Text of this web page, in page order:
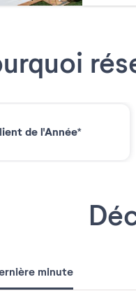
de l'Année*
minute